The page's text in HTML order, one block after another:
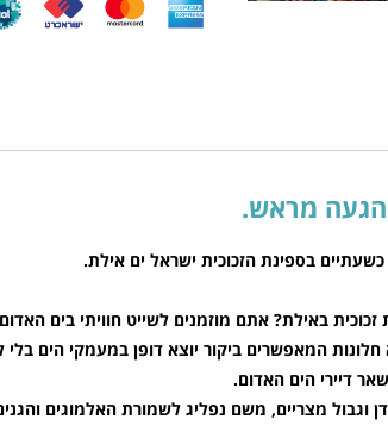
בספינת הזכוכית ישראל ים אילת.
באילת? אתם מוזמנים לשייט חוויתי בים
המאפשרים ביקור יוצא דופן במעמקי הים
דיירי הים האדום.
וגבול מצריים, משם נפליג לשמורת האלמוגים